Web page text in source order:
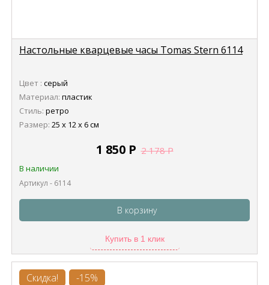
Настольные кварцевые часы Tomas Stern 6114
Цвет : серый
Материал: пластик
Стиль: ретро
Размер: 25 х 12 х 6 см
1 850 Р 2 178Р
В наличии
Артикул - 6114
В корзину
Купить в 1 клик
Скидка! -15%